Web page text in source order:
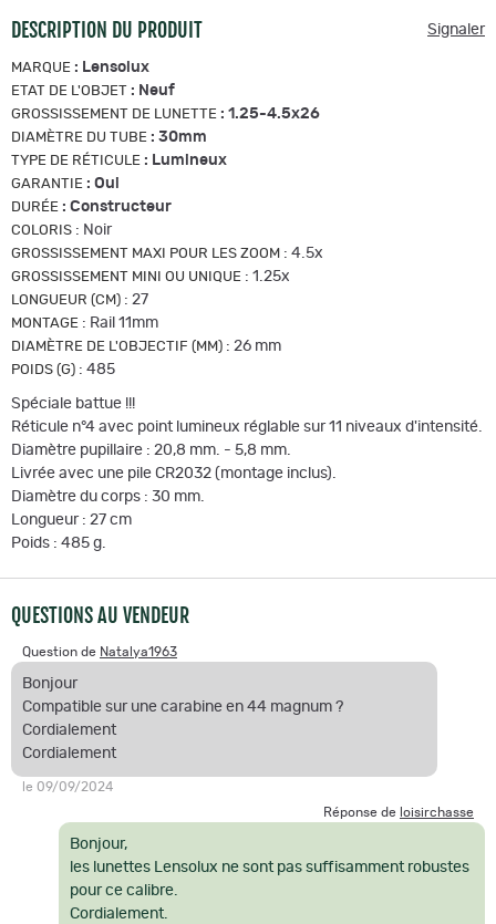
DESCRIPTION DU PRODUIT Signaler
MARQUE : Lensolux
ETAT DE L'OBJET : Neuf
GROSSISSEMENT DE LUNETTE : 1.25-4.5x26
DIAMÈTRE DU TUBE : 30mm
TYPE DE RÉTICULE : Lumineux
GARANTIE : Oui
DURÉE : Constructeur
COLORIS : Noir
GROSSISSEMENT MAXI POUR LES ZOOM : 4.5x
GROSSISSEMENT MINI OU UNIQUE : 1.25x
LONGUEUR (CM) : 27
MONTAGE : Rail 11mm
DIAMÈTRE DE L'OBJECTIF (MM) : 26 mm
POIDS (G) : 485
Spéciale battue !!!
Réticule n°4 avec point lumineux réglable sur 11 niveaux d'intensité.
Diamètre pupillaire : 20,8 mm. - 5,8 mm.
Livrée avec une pile CR2032 (montage inclus).
Diamètre du corps : 30 mm.
Longueur : 27 cm
Poids : 485 g.
QUESTIONS AU VENDEUR
Question de Natalya1963
Bonjour
Compatible sur une carabine en 44 magnum ?
Cordialement
Cordialement
le 09/09/2024
Réponse de loisirchasse
Bonjour,
les lunettes Lensolux ne sont pas suffisamment robustes
pour ce calibre.
Cordialement.